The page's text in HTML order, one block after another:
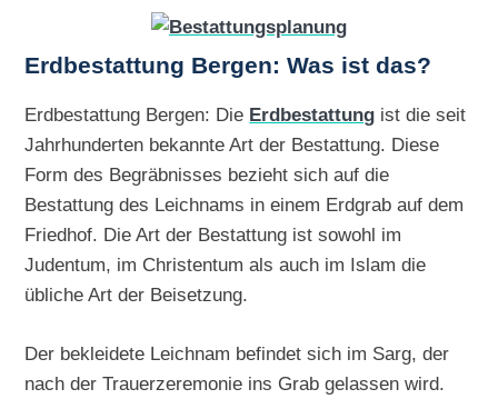
Erdbestattung Bergen: Was ist das?
Erdbestattung Bergen: Die Erdbestattung ist die seit
Jahrhunderten bekannte Art der Bestattung. Diese
Form des Begräbnisses bezieht sich auf die
Bestattung des Leichnams in einem Erdgrab auf dem
Friedhof. Die Art der Bestattung ist sowohl im
Judentum, im Christentum als auch im Islam die
übliche Art der Beisetzung.
Der bekleidete Leichnam befindet sich im Sarg, der
nach der Trauerzeremonie ins Grab gelassen wird.